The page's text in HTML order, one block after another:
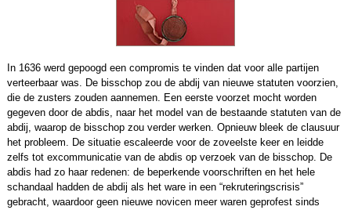
In 1636 werd gepoogd een compromis te vinden dat voor alle partijen
verteerbaar was. De bisschop zou de abdij van nieuwe statuten voorzien,
die de zusters zouden aannemen. Een eerste voorzet mocht worden
gegeven door de abdis, naar het model van de bestaande statuten van de
abdij, waarop de bisschop zou verder werken. Opnieuw bleek de clausuur
het probleem. De situatie escaleerde voor de zoveelste keer en leidde
zelfs tot excommunicatie van de abdis op verzoek van de bisschop. De
abdis had zo haar redenen: de beperkende voorschriften en het hele
schandaal hadden de abdij als het ware in een “rekruteringscrisis”
gebracht, waardoor geen nieuwe novicen meer waren geprofest sinds